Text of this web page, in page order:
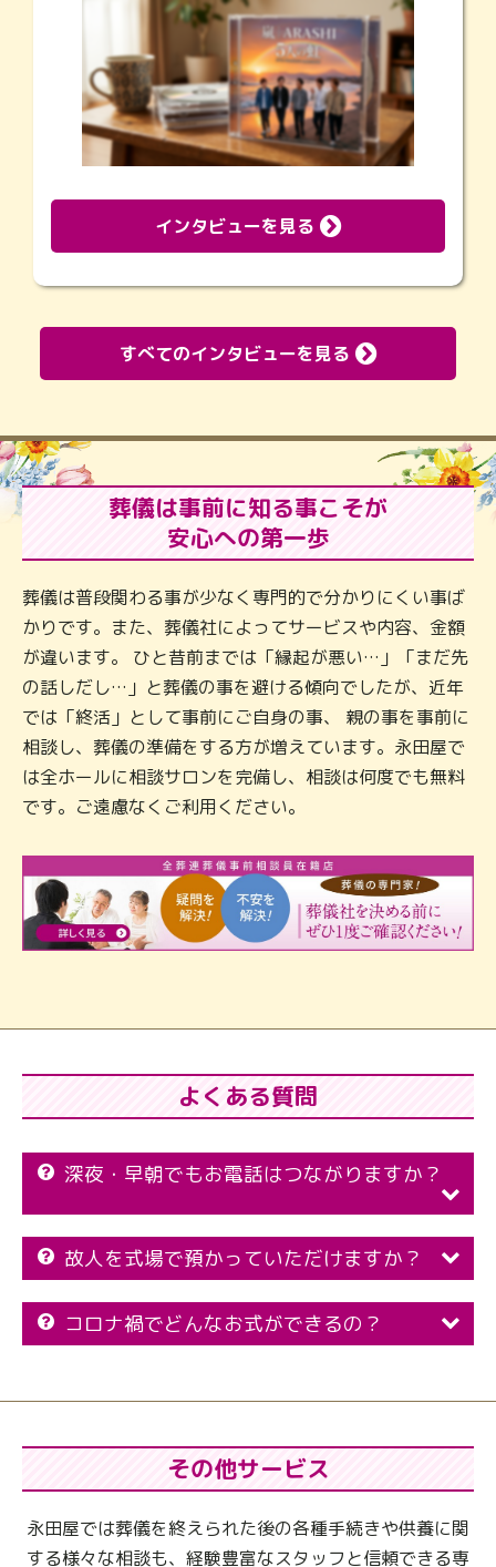
インタビューを見る
すべてのインタビューを見る
葬儀は事前に知る事こそが
安心への第一歩
葬儀は普段関わる事が少なく専門的で分かりにくい事ば
かりです。また、葬儀社によってサービスや内容、金額
が違います。 ひと昔前までは「縁起が悪い…」「まだ先
の話しだし…」と葬儀の事を避ける傾向でしたが、近年
では「終活」として事前にご自身の事、 親の事を事前に
相談し、葬儀の準備をする方が増えています。永田屋で
は全ホールに相談サロンを完備し、相談は何度でも無料
です。ご遠慮なくご利用ください。
よくある質問
深夜・早朝でもお電話はつながりますか？
故人を式場で預かっていただけますか？
コロナ禍でどんなお式ができるの？
その他サービス
永田屋では葬儀を終えられた後の各種手続きや供養に関
する様々な相談も、 経験豊富なスタッフと信頼できる専